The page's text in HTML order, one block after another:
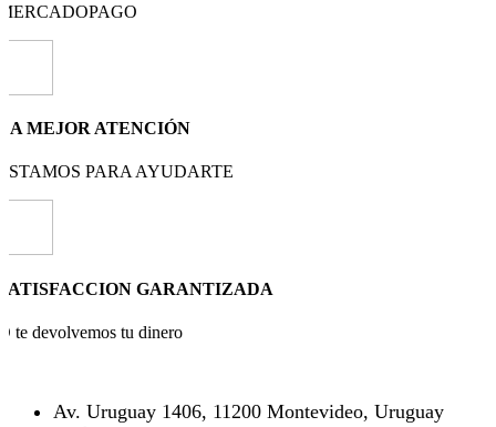
MEJOR ATENCIÓN
PARA AYUDARTE
GARANTIZADA
te devolvemos tu dinero
Av. Uruguay 1406, 11200 Montevideo, Uruguay